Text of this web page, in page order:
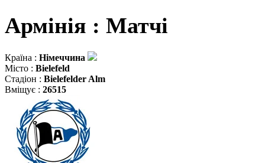
Армінія : Матчi
Країна : Німеччина
Місто : Bielefeld
Стадіон : Bielefelder Alm
Вміщує : 26515